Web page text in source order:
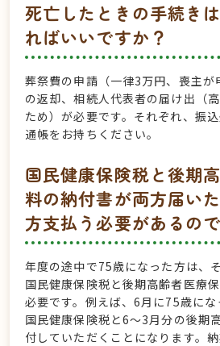
死亡したときの手続き
ればいいですか？
葬祭費の申請（一律3万円、喪主が
の返却、相続人代表者の届け出（
ため）が必要です。それぞれ、振
通帳をお持ちください。
国民健康保険税と後期
料の納付書が両方届い
方支払う必要があるの
年度の途中で75歳になった方は、
国民健康保険税と後期高齢者医療
必要です。例えば、6月に75歳に
国民健康保険税と6～3月分の後期
付していただくことになります。